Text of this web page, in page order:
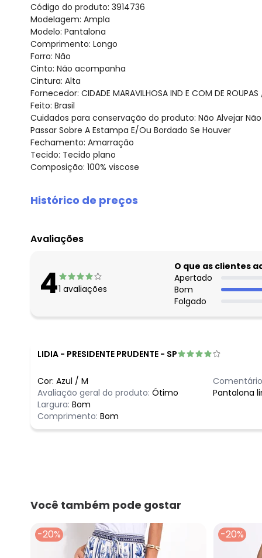
Código do produto: 3914736
Modelagem: Ampla
Modelo: Pantalona
Comprimento: Longo
Forro: Não
Cinto: Não acompanha
Cintura: Alta
Fornecedor: CIDADE MARAVILHOSA IND E COM DE
Feito: Brasil
Cuidados para conservação do produto: Não Alvejar
Passar Sobre A Estampa E/Ou Bordado Se Houver
Fechamento: Amarração
Tecido: Tecido plano
Composição: 100% viscose
Histórico de preços
agosto/2026
maio/2026
abril/2026
fevereiro/2026
Avaliações
41 avaliações
O que as clientes
Apertado
Bom
Folgado
LIDIA - PRESIDENTE PRUDENTE - SP
Cor: Azul / M
Avaliação geral do produto: Ótimo
Largura: Bom
Comprimento: Bom
Pantalona
Você também pode gostar
-20% -20%